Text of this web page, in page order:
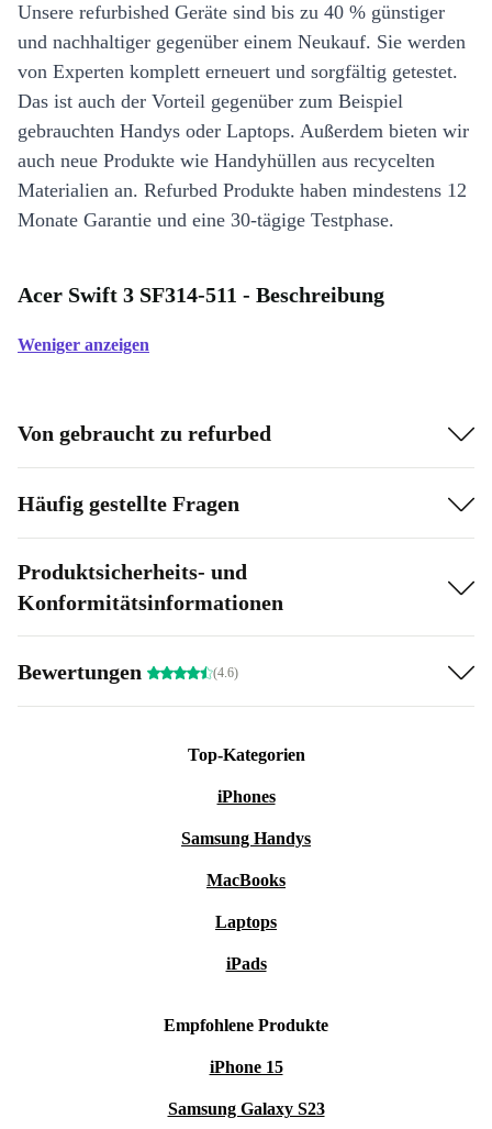
Unsere refurbished Geräte sind bis zu 40 % günstiger
und nachhaltiger gegenüber einem Neukauf. Sie werden
von Experten komplett erneuert und sorgfältig getestet.
Das ist auch der Vorteil gegenüber zum Beispiel
gebrauchten Handys oder Laptops. Außerdem bieten wir
auch neue Produkte wie Handyhüllen aus recycelten
Materialien an. Refurbed Produkte haben mindestens 12
Monate Garantie und eine 30-tägige Testphase.
Acer Swift 3 SF314-511 - Beschreibung
Weniger anzeigen
Von gebraucht zu refurbed
Häufig gestellte Fragen
Produktsicherheits- und
Konformitätsinformationen
Bewertungen (4.6)
Top-Kategorien
iPhones
Samsung Handys
MacBooks
Laptops
iPads
Empfohlene Produkte
iPhone 15
Samsung Galaxy S23